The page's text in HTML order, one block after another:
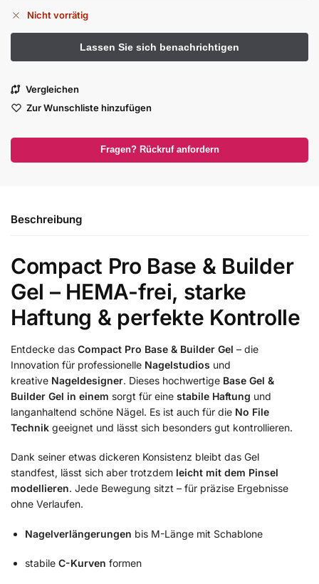
Nicht vorrätig
Vergleichen
Zur Wunschliste hinzufügen
Fragen? Rückruf anfordern
Beschreibung
Compact Pro Base & Builder
Gel – HEMA-frei, starke
Haftung & perfekte Kontrolle
Entdecke das Compact Pro Base & Builder Gel – die
Innovation für professionelle Nagelstudios und
kreative Nageldesigner. Dieses hochwertige Base Gel &
Builder Gel in einem sorgt für eine stabile Haftung und
langanhaltend schöne Nägel. Es ist auch für die No File
Technik geeignet und lässt sich besonders gut kontrollieren.
Dank seiner etwas dickeren Konsistenz bleibt das Gel
standfest, lässt sich aber trotzdem leicht mit dem Pinsel
modellieren. Jede Bewegung sitzt – für präzise Ergebnisse
ohne Verlaufen.
Nagelverlängerungen bis M-Länge mit Schablone
stabile C-Kurven formen